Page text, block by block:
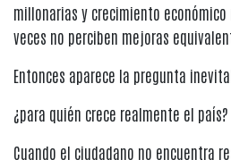
millonarias y crecimiento económico
veces no perciben mejoras
Entonces aparece la pregunta
¿para quién crece realmente el país?
Cuando el ciudadano no encuentra